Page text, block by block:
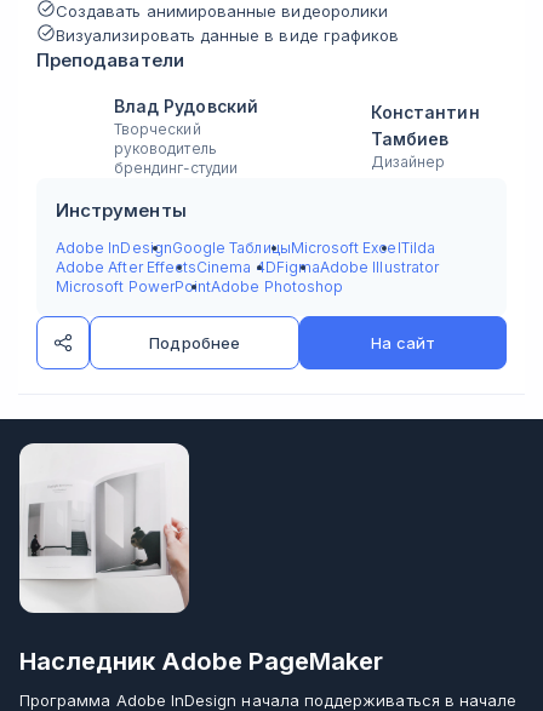
Создавать анимированные видеоролики
Визуализировать данные в виде графиков
Преподаватели
Влад Рудовский
Творческий
руководитель
брендинг-студии
Константин
Тамбиев
Дизайнер
Инструменты
Adobe InDesignGoogle ТаблицыMicrosoft ExcelTilda
Adobe After EffectsCinema 4DFigmaAdobe Illustrator
Microsoft PowerPointAdobe Photoshop
Подробнее На сайт
Наследник Adobe PageMaker
Программа Adobe InDesign начала поддерживаться в начале